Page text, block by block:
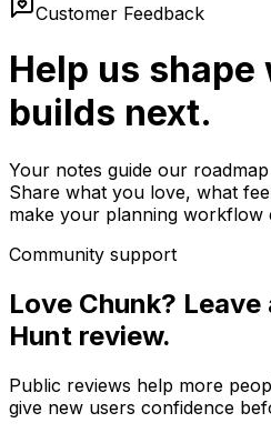
Customer Feedback
Help us
builds next.
Your notes guide our
Share what you love, what
make your planning workflow
Community support
Love Chunk?
Hunt review.
Public reviews help more
give new users confidence